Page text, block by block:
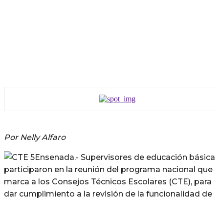
Por Nelly Alfaro
Ensenada.- Supervisores de educación básica
participaron en la reunión del programa nacional que
marca a los Consejos Técnicos Escolares (CTE), para
dar cumplimiento a la revisión de la funcionalidad de